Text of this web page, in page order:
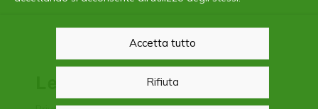
Accetta tutto
Rifiuta